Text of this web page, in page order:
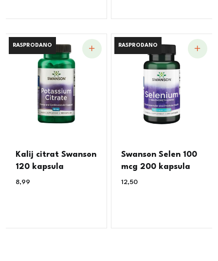
RASPRODANO
RASPRODANO
Kalij citrat Swanson
120 kapsula
8,99
RASPRODANO
RASPRODANO
Swanson Selen 100
mcg 200 kapsula
12,50